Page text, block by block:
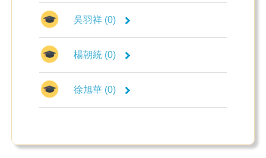
吳羽祥 (0)
楊朝統 (0)
徐旭華 (0)